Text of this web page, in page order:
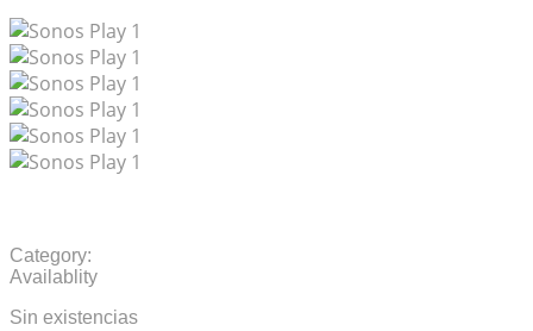
Category:
Availablity
Sin existencias